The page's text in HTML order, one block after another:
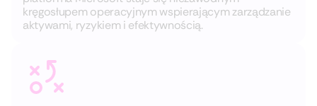
kręgosłupem operacyjnym wspierającym zarządzanie
aktywami, ryzykiem i efektywnością.